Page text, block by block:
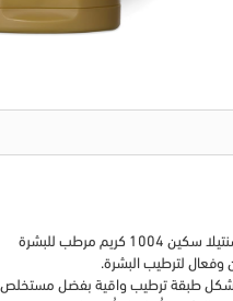
كريم مرطب للبشرة
وفعال لترطيب البشرة.
طبقة ترطيب واقية بفضل مستخلص